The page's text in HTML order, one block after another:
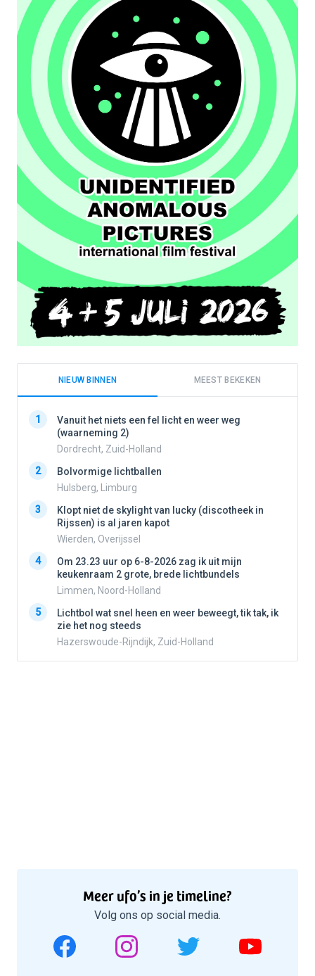
NIEUW BINNEN MEEST BEKEKEN
1
Vanuit het niets een fel licht en weer weg
(waarneming 2)
Dordrecht, Zuid-Holland
2
Bolvormige lichtballen
Hulsberg, Limburg
3
Klopt niet de skylight van lucky (discotheek in
Rijssen) is al jaren kapot
Wierden, Overijssel
4
Om 23.23 uur op 6-8-2026 zag ik uit mijn
keukenraam 2 grote, brede lichtbundels
Limmen, Noord-Holland
5
Lichtbol wat snel heen en weer beweegt, tik tak, ik
zie het nog steeds
Hazerswoude-Rijndijk, Zuid-Holland
Meer ufo’s in je timeline?
Volg ons op social media.